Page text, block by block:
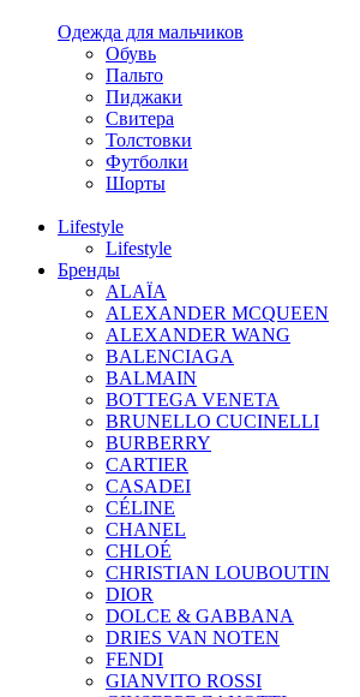
Одежда для мальчиков
Обувь
Пальто
Пиджаки
Свитера
Толстовки
Футболки
Шорты
Lifestyle
Lifestyle
Бренды
ALAÏA
ALEXANDER MCQUEEN
ALEXANDER WANG
BALENCIAGA
BALMAIN
BOTTEGA VENETA
BRUNELLO CUCINELLI
BURBERRY
CARTIER
CASADEI
CÉLINE
CHANEL
CHLOÉ
CHRISTIAN LOUBOUTIN
DIOR
DOLCE & GABBANA
DRIES VAN NOTEN
FENDI
GIANVITO ROSSI